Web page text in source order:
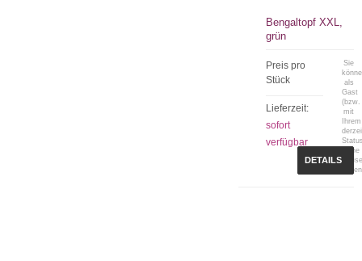
Bengaltopf XXL,
grün
Preis pro
Stück
Lieferzeit:
sofort
verfügbar
Sie
als
Gast
(bzw.
mit
Ihrem
keine
DETAILS